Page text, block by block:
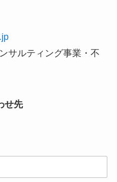
サルティング事業・不
せ先